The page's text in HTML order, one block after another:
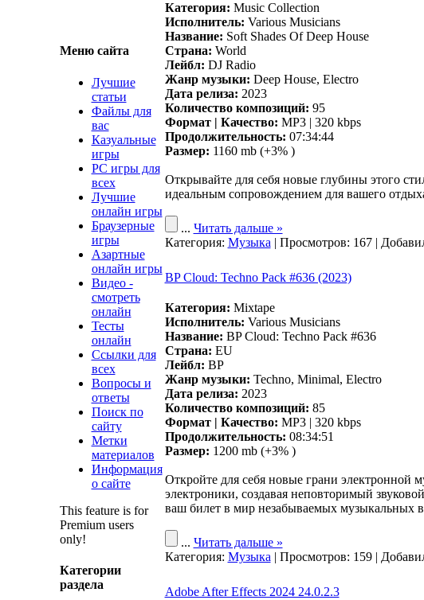
Меню сайта
Лучшие
статьи
Файлы для
вас
Казуальные
игры
PC игры для
всех
Лучшие
онлайн игры
Браузерные
игры
Азартные
онлайн игры
Видео -
смотреть
онлайн
Тесты
онлайн
Ссылки для
всех
Вопросы и
ответы
Поиск по
сайту
Метки
материалов
Информация
о сайте
This feature is for
Premium users
only!
Категории
раздела
Категория: Music Collection
Исполнитель: Various Musicians
Название: Soft Shades Of Deep House
Страна: World
Лейбл: DJ Radio
Жанр музыки: Deep House, Electro
Дата релиза: 2023
Количество композиций: 95
Формат | Качество: MP3 | 320 kbps
Продолжительность: 07:34:44
Размер: 1160 mb (+3% )
Открывайте для себя новые глубины этого
идеальным сопровождением для вашего
... Читать дальше »
Категория: Музыка| Просмотров: 167 |
BP Cloud: Techno Pack #636 (2023)
Категория: Mixtape
Исполнитель: Various Musicians
Название: BP Cloud: Techno Pack #636
Страна: EU
Лейбл: BP
Жанр музыки: Techno, Minimal, Electro
Дата релиза: 2023
Количество композиций: 85
Формат | Качество: MP3 | 320 kbps
Продолжительность: 08:34:51
Размер: 1200 mb (+3% )
Откройте для себя новые грани электронной
электроники, создавая неповторимый
ваш билет в мир незабываемых музыкальных
... Читать дальше »
Категория: Музыка| Просмотров: 159 |
Adobe After Effects 2024 24.0.2.3